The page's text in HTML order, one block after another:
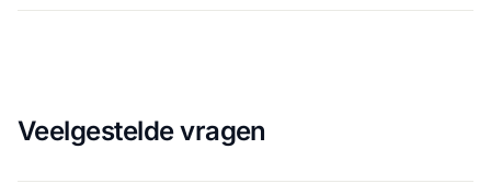
Veelgestelde vragen